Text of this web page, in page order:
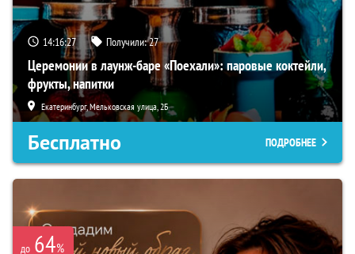
14:16:26 Получили:27
Церемонии в лаунж-баре «Поехали»: паровые коктейли,
фрукты, напитки
Екатеринбург, Мельковская улица, 2Б
Бесплатно ПОДРОБНЕЕ
до 64%